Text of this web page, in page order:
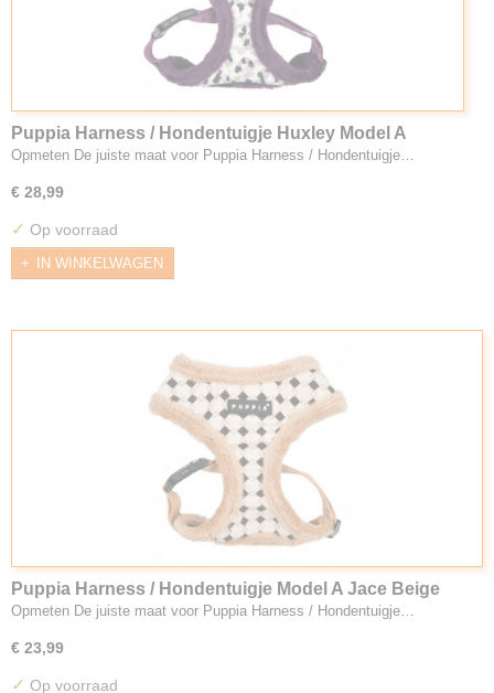
Puppia Harness / Hondentuigje Huxley Model A
Purple
Opmeten De juiste maat voor Puppia Harness / Hondentuigje…
€ 28,99
✓ Op voorraad
IN WINKELWAGEN
Puppia Harness / Hondentuigje Model A Jace Beige
Opmeten De juiste maat voor Puppia Harness / Hondentuigje…
€ 23,99
✓ Op voorraad